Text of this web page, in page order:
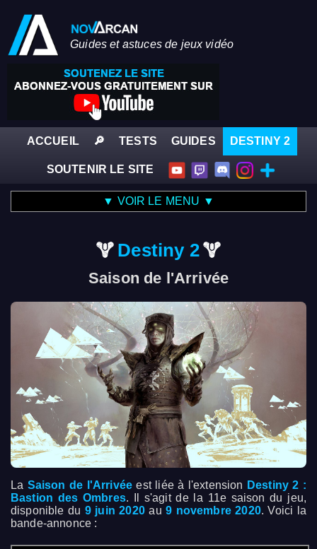
Guides et astuces de jeux vidéo
ACCUEIL 🔎 TESTS GUIDES DESTINY 2
SOUTENIR LE SITE
▼ VOIR LE MENU ▼
Destiny 2
Saison de l'Arrivée
La Saison de l'Arrivée est liée à l'extension Destiny 2 :
Bastion des Ombres. Il s'agit de la 11e saison du jeu,
disponible du 9 juin 2020au9 novembre 2020. Voici la
bande-annonce :